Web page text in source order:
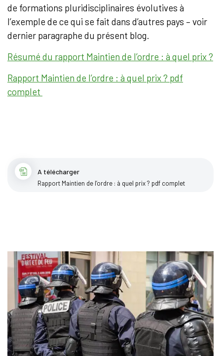
de formations pluridisciplinaires évolutives à
l’exemple de ce qui se fait dans d’autres pays – voir
dernier paragraphe du présent blog.
Résumé du rapport Maintien de l’ordre : à quel prix ?
Rapport Maintien de l’ordre : à quel prix ? pdf
complet
A télécharger
Rapport Maintien de l’ordre : à quel prix ? pdf complet